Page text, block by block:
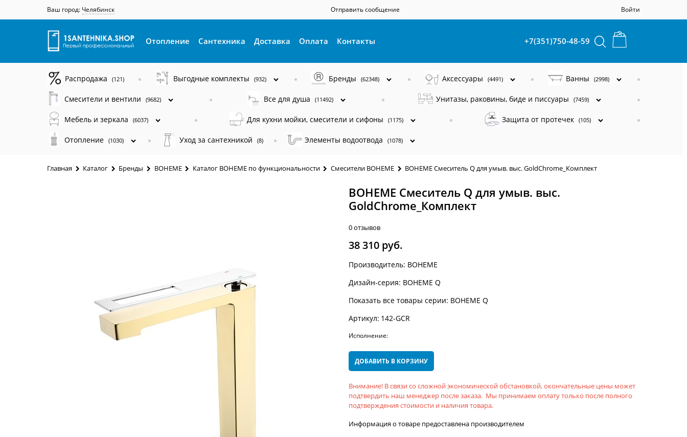
Ваш город: Челябинск Отправить сообщение Войти
Отопление Сантехника Доставка Оплата Контакты +7(351)750-48-59
Распродажа (121) Выгодные комплекты (932) Бренды (62348) Аксессуары (4491) Ванны (2998)
Смесители и вентили (9682) Все для душа (11492) Унитазы, раковины, биде и писсуары (7459)
Мебель и зеркала (6037) Для кухни мойки, смесители и сифоны (1175) Защита от протечек (105)
Отопление (1030) Уход за сантехникой (8) Элементы водоотвода (1078)
Главная Каталог Бренды BOHEME Каталог BOHEME по функциональности Смесители BOHEME BOHEME Смеситель Q для умыв. выс. GoldChrome_Комплект
BOHEME Смеситель Q для умыв. выс.
GoldChrome_Комплект
0 отзывов
38 310 руб.
Производитель: BOHEME
Дизайн-серия: BOHEME Q
Показать все товары серии: BOHEME Q
Артикул: 142-GCR
Исполнение:
ДОБАВИТЬ В КОРЗИНУ
Внимание! В связи со сложной экономической обстановкой, окончательные цены может
подтвердить наш менеджер после заказа. Мы принимаем оплату только после полного
подтверждения стоимости и наличия товара.
Информация о товаре предоставлена производителем